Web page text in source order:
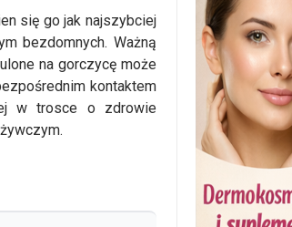
się go jak najszybciej
bezdomnych. Ważną
na gorczycę może
kontaktem
w trosce o zdrowie